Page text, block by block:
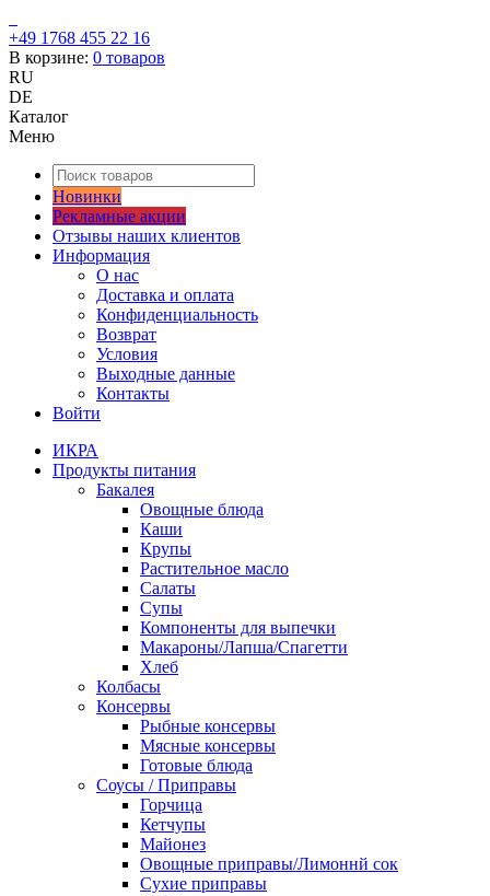
+49 1768 455 22 16
В корзине: 0 товаров
RU
DE
Каталог
Меню
Новинки
Рекламные акции
Отзывы наших клиентов
Информация
О нас
Доставка и оплата
Конфиденциальность
Возврат
Условия
Выходные данные
Контакты
Войти
ИКРА
Продукты питания
Бакалея
Овощные блюда
Каши
Крупы
Растительное масло
Салаты
Супы
Компоненты для выпечки
Макароны/Лапша/Спагетти
Хлеб
Колбасы
Консервы
Рыбные консервы
Мясные консервы
Готовые блюда
Соусы / Приправы
Горчица
Кетчупы
Майонез
Овощные приправы/Лимоннй сок
Сухие приправы